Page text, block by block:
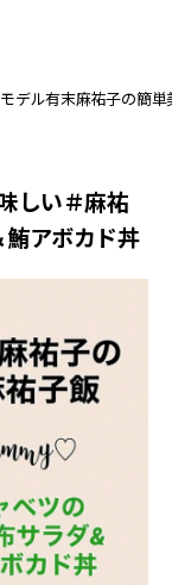
モデル有末麻祐子の簡
しい＃麻祐
アボカド丼